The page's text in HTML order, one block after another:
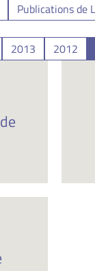
Publications de
2013 2012